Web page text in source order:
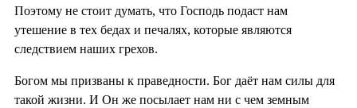
Поэтому не стоит думать, что Господь подаст нам
утешение в тех бедах и печалях, которые являются
следствием наших грехов.
Богом мы призваны к праведности. Бог даёт нам силы для
такой жизни. И Он же посылает нам ни с чем земным